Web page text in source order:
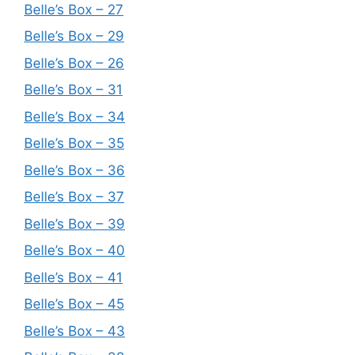
Belle’s Box – 27
Belle’s Box – 29
Belle’s Box – 26
Belle’s Box – 31
Belle’s Box – 34
Belle’s Box – 35
Belle’s Box – 36
Belle’s Box – 37
Belle’s Box – 39
Belle’s Box – 40
Belle’s Box – 41
Belle’s Box – 45
Belle’s Box – 43